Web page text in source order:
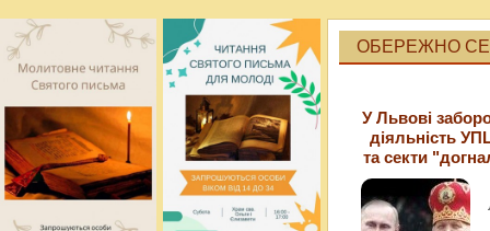
ОБЕРЕЖНО
У Львові
діяльність
та секти